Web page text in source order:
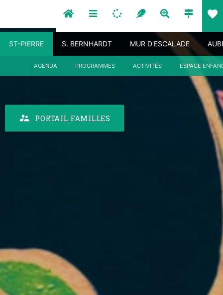
favorite
ST-PIERRE S. BERNHARDT MUR D'ESCALADE
AGENDA PROGRAMMES ACTIVITÉS ESPACE
supervisor_account PORTAIL FAMILLES